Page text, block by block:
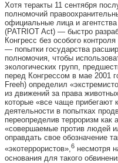
Хотя теракты 11 сентября
полномочий
официальные лица и
(PATRIOT Act) — быстро
Конгресс без особого
— попытки государства
полномочия, чтобы
экологических групп,
перед Конгрессом в мае 2001
Freeh) определил
из движений за права
которые «все чаще прибегают
деятельности в попытках
переопределив терроризм как
«совершаемые против людей
оправдать свое обозначение
«экотеррористов»,6 несмотря
основания для такого